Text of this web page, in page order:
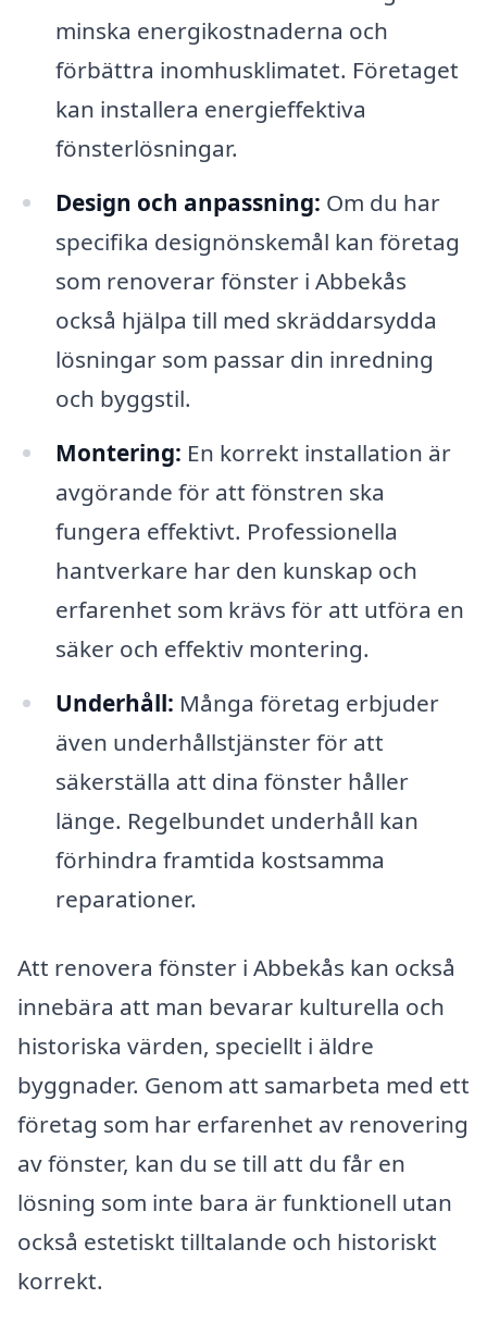
minska energikostnaderna och
förbättra inomhusklimatet. Företaget
kan installera energieffektiva
fönsterlösningar.
Design och anpassning: Om du har
specifika designönskemål kan företag
som renoverar fönster i Abbekås
också hjälpa till med skräddarsydda
lösningar som passar din inredning
och byggstil.
Montering: En korrekt installation är
avgörande för att fönstren ska
fungera effektivt. Professionella
hantverkare har den kunskap och
erfarenhet som krävs för att utföra en
säker och effektiv montering.
Underhåll: Många företag erbjuder
även underhållstjänster för att
säkerställa att dina fönster håller
länge. Regelbundet underhåll kan
förhindra framtida kostsamma
reparationer.
Att renovera fönster i Abbekås kan också
innebära att man bevarar kulturella och
historiska värden, speciellt i äldre
byggnader. Genom att samarbeta med ett
företag som har erfarenhet av renovering
av fönster, kan du se till att du får en
lösning som inte bara är funktionell utan
också estetiskt tilltalande och historiskt
korrekt.